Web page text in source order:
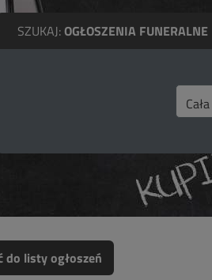
SZUKAJ:OGŁOSZENIA FUNERALNE
do listy ogłoszeń